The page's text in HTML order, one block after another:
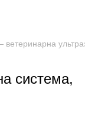
система,